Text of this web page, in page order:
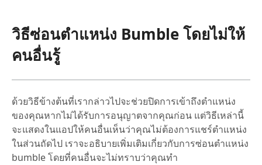
วิธีซ่อนตำแหน่ง Bumble โดยไม่ให้
คนอื่นรู้
ด้วยวิธีข้างต้นที่เรากล่าวไปจะช่วยปิดการเข้าถึงตำแหน่ง
ของคุณหากไม่ได้รับการอนุญาตจากคุณก่อน แต่วิธีเหล่านี้
จะแสดงในแอปให้คนอื่นเห็นว่าคุณไม่ต้องการแชร์ตำแหน่ง
ในส่วนถัดไป เราจะอธิบายเพิ่มเติมเกี่ยวกับการซ่อนตำแหน่ง
bumble โดยที่คนอื่นจะไม่ทราบว่าคุณทำ